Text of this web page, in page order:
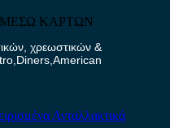
ΚΑΡΤΩΝ
χρεωστικών &
Ανταλλακτικά